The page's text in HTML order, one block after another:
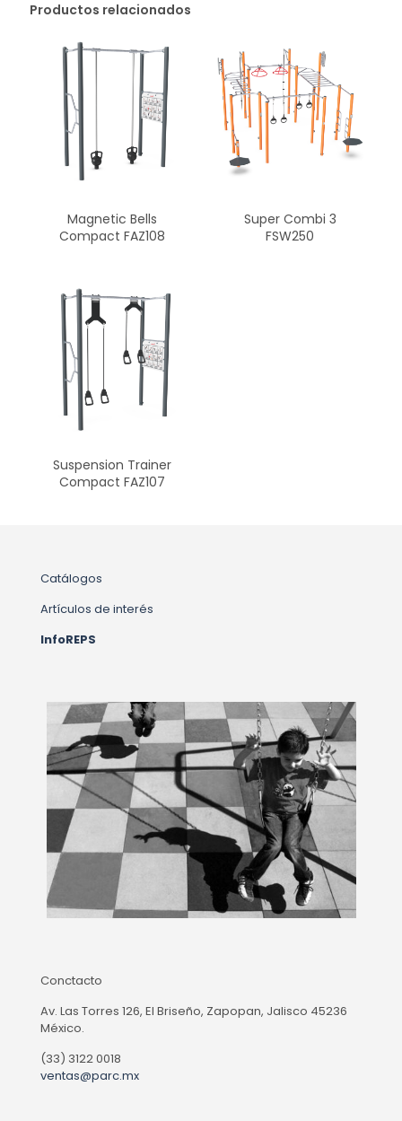
Productos relacionados
Magnetic Bells
Compact FAZ108
Super Combi 3
FSW250
Suspension Trainer
Compact FAZ107
Catálogos
Artículos de interés
InfoREPS
Conctacto
Av. Las Torres 126, El Briseño, Zapopan, Jalisco 45236
México.
(33) 3122 0018
ventas@parc.mx